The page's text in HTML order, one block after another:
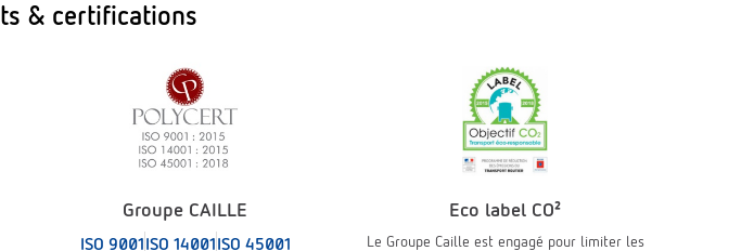
& certifications
Groupe CAILLE
ISO 9001ISO 14001ISO 45001
Eco label CO²
Le Groupe Caille est engagé pour limiter les